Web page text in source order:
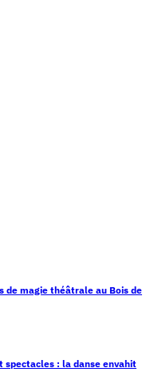
de magie théâtrale au Bois de
spectacles : la danse envahit